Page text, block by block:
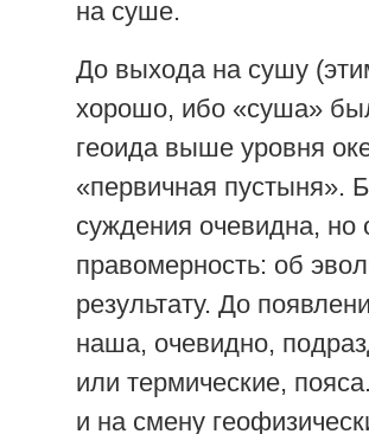
на суше.
До выхода на сушу
хорошо, ибо «суша»
геоида выше уровня
«первичная пустыня».
суждения очевидна, но
правомерность: об
результату. До
наша, очевидно,
или термические,
и на смену